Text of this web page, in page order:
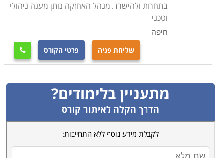
בתחרות ולהישרד. מנהל האחזקה נותן מענה ניהולי
וטכני
חיפה
שליחת פניה פרטי הקורס 
מתעניין בלימודים?
הדרך הקלה לאיתור קורס
לקבלת מידע נוסף ללא התחייבות: